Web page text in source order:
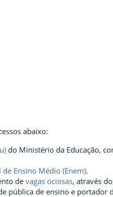
abaixo:
do Ministério da Educação,
de Ensino Médio (Enem).
de vagas ociosas, através
pública de ensino e portador